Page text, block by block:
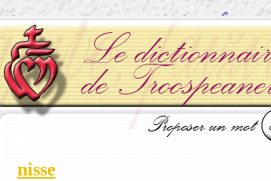
nisse